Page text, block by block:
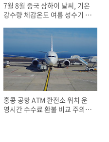
7월 8월 중국 상하이 날씨, 기온
강수량 체감온도 여름 성수기 옷
홍콩 공항 ATM 환전소 위치 운
영시간 수수료 환불 비교 주의사